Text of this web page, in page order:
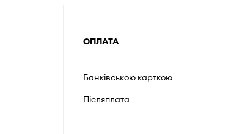
ОПЛАТА
Банківською карткою
Післяплата